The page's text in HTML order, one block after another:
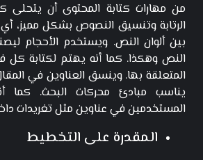
من مهارات كتابة المحتوى أن يتحلى
الرتابة وتنسيق النصوص بشكل مميز، أي
بين ألوان النص. ويستخدم الأحجام
النص وهكذا. كما أنه يهتم لكتابة كل
المتعلقة بها. وينسق العناوين في
يناسب مبادئ محركات البحث. كما
المستخدمين في عناوين مثل تغريدات
المقدرة على التخطيط